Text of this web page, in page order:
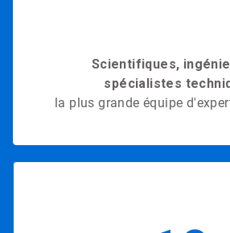
Scientifiques,
spécialistes
la plus grande équipe